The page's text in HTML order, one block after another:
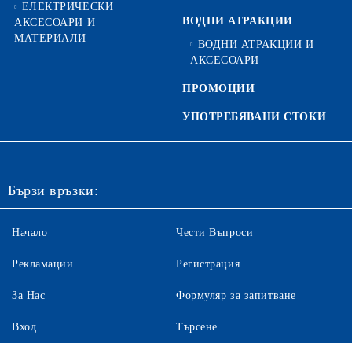
ЕЛЕКТРИЧЕСКИ
АКСЕСОАРИ И
МАТЕРИАЛИ
ВОДНИ АТРАКЦИИ
ВОДНИ АТРАКЦИИ И
АКСЕСОАРИ
ПРОМОЦИИ
УПОТРЕБЯВАНИ СТОКИ
Бързи връзки:
Начало
Рекламации
За Нас
Вход
Чести Въпроси
Регистрация
Формуляр за запитване
Търсене